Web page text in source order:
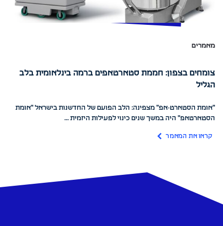
מאמרים
צומחים בצפון: חממת סטארטאפים ברמה בינלאומית בלב
הגליל
"אומת הסטארט-אפ" מצפינה: הלב הפועם של החדשנות בישראל "אומת
הסטארטאפ" היה במשך שנים כינוי לפעילות היזמית ...
קראו את המאמר